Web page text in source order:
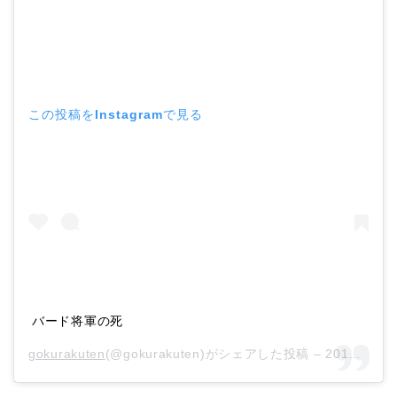
この投稿をInstagramで見る
バード将軍の死
gokurakuten(@gokurakuten)がシェアした投稿 – 2019年11月月22日午後9時23分PST